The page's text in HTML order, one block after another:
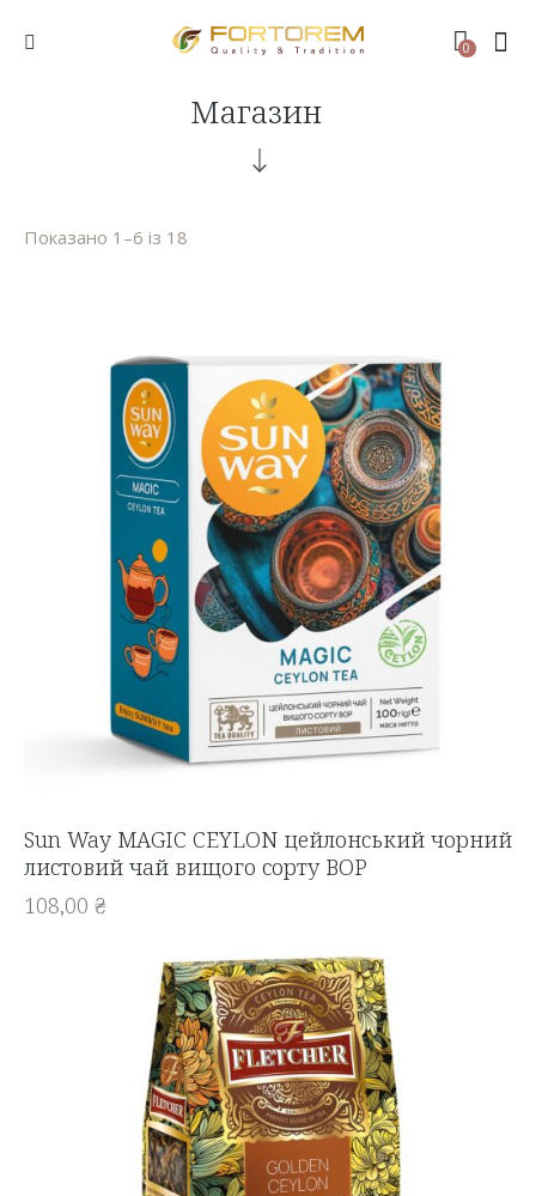
0
Магазин
Показано 1–6 із 18
Sun Way MAGIC CEYLON цейлонський чорний
листовий чай вищого сорту BOP
108,00 ₴